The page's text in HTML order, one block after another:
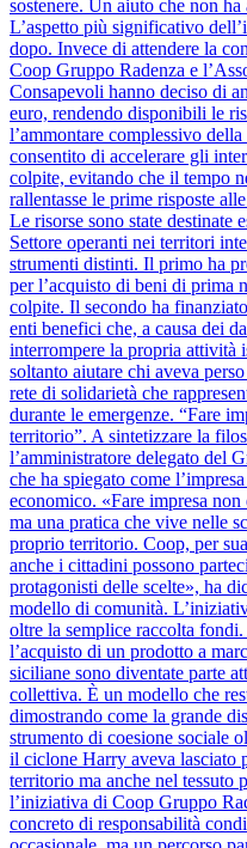
sostenere. Un aiuto che non
L’aspetto più significativo
dopo. Invece di attendere la
Coop Gruppo Radenza e
Consapevoli hanno deciso di
euro, rendendo disponibili le
l’ammontare complessivo
consentito di accelerare gli
colpite, evitando che il tempo
rallentasse le prime risposte
Le risorse sono state destinate
Settore operanti nei territori
strumenti distinti. Il primo ha
per l’acquisto di beni di prima
colpite. Il secondo ha
enti benefici che, a causa dei
interrompere la propria attività
soltanto aiutare chi aveva
rete di solidarietà che
durante le emergenze. “Fare
territorio”. A sintetizzare la
l’amministratore delegato del
che ha spiegato come
economico. «Fare impresa
ma una pratica che vive nelle
proprio territorio. Coop, per
anche i cittadini possono
protagonisti delle scelte», ha
modello di comunità.
oltre la semplice raccolta
l’acquisto di un prodotto a
siciliane sono diventate parte
collettiva. È un modello che
dimostrando come la grande
strumento di coesione sociale
il ciclone Harry aveva lasciato
territorio ma anche nel tessuto
l’iniziativa di Coop Gruppo
concreto di responsabilità